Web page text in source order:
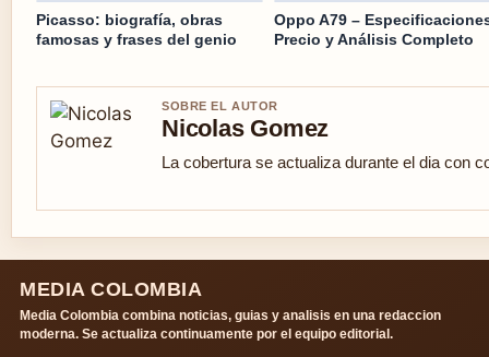
Picasso: biografía, obras
famosas y frases del genio
Oppo A79 –
Precio y Análisis Completo
SOBRE EL AUTOR
Nicolas Gomez
La cobertura se actualiza durante el dia con
MEDIA COLOMBIA
Media Colombia combina noticias, guias y analisis en una redaccion
moderna. Se actualiza continuamente por el equipo editorial.